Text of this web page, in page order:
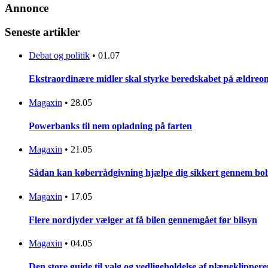
Annonce
Seneste artikler
Debat og politik • 01.07
Ekstraordinære midler skal styrke beredskabet på
Magaxin • 28.05
Powerbanks til nem opladning på farten
Magaxin • 21.05
Sådan kan køberrådgivning hjælpe dig sikkert gennem
Magaxin • 17.05
Flere nordjyder vælger at få bilen gennemgået før bilsyn
Magaxin • 04.05